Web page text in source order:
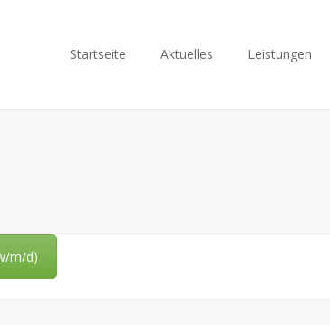
Startseite Aktuelles Leistungen
m/d)